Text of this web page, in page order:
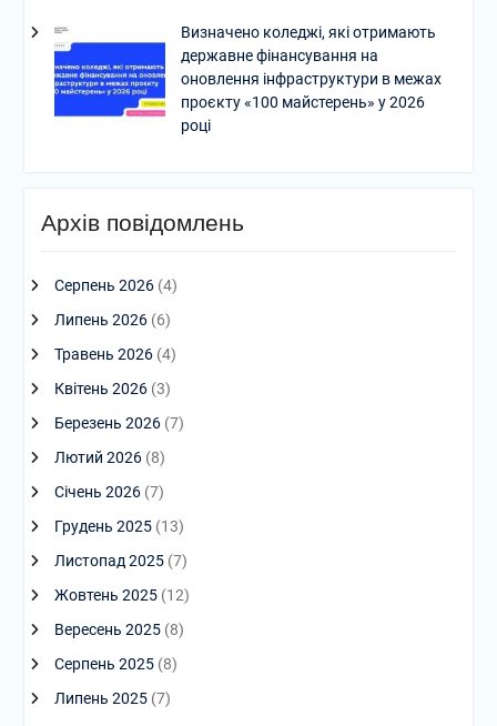
Визначено коледжі, які отримають
державне фінансування на
оновлення інфраструктури в межах
проєкту «100 майстерень» у 2026
році
Архів повідомлень
Серпень 2026(4)
Липень 2026(6)
Травень 2026(4)
Квітень 2026(3)
Березень 2026(7)
Лютий 2026(8)
Січень 2026(7)
Грудень 2025(13)
Листопад 2025(7)
Жовтень 2025(12)
Вересень 2025(8)
Серпень 2025(8)
Липень 2025(7)